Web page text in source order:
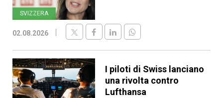
SVIZZERA
02.08.2026
I piloti di Swiss lanciano
una rivolta contro
Lufthansa